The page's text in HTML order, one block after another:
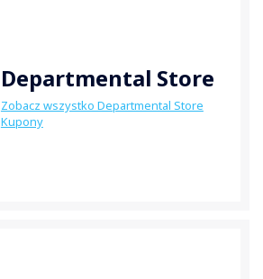
Departmental Store
Zobacz wszystko Departmental Store
Kupony